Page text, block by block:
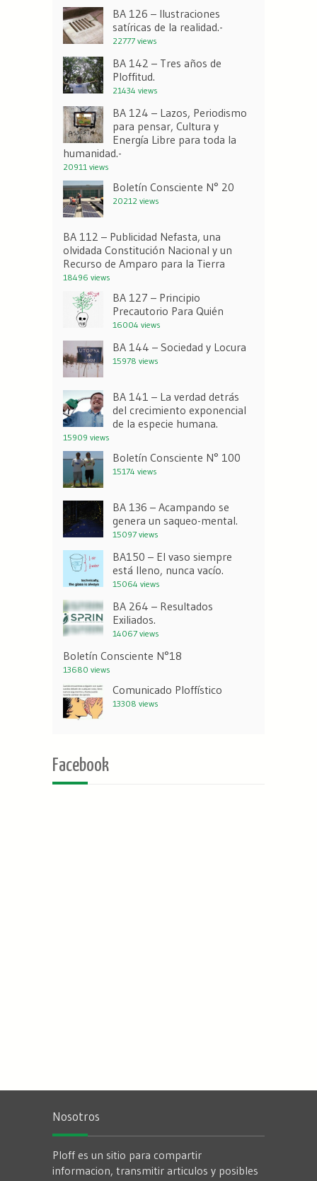
BA 126 – Ilustraciones
satíricas de la realidad.-
22777 views
BA 142 – Tres años de
Ploffitud.
21434 views
BA 124 – Lazos, Periodismo
para pensar, Cultura y
Energía Libre para toda la
humanidad.-
20911 views
Boletín Consciente N° 20
20212 views
BA 112 – Publicidad Nefasta, una
olvidada Constitución Nacional y un
Recurso de Amparo para la Tierra
18496 views
BA 127 – Principio
Precautorio Para Quién
16004 views
BA 144 – Sociedad y Locura
15978 views
BA 141 – La verdad detrás
del crecimiento exponencial
de la especie humana.
15909 views
Boletín Consciente N° 100
15174 views
BA 136 – Acampando se
genera un saqueo-mental.
15097 views
BA150 – El vaso siempre
está lleno, nunca vacío.
15064 views
BA 264 – Resultados
Exiliados.
14067 views
Boletín Consciente N°18
13680 views
Comunicado Ploffístico
13308 views
Facebook
Nosotros
Ploff es un sitio para compartir
informacion, transmitir articulos y posibles